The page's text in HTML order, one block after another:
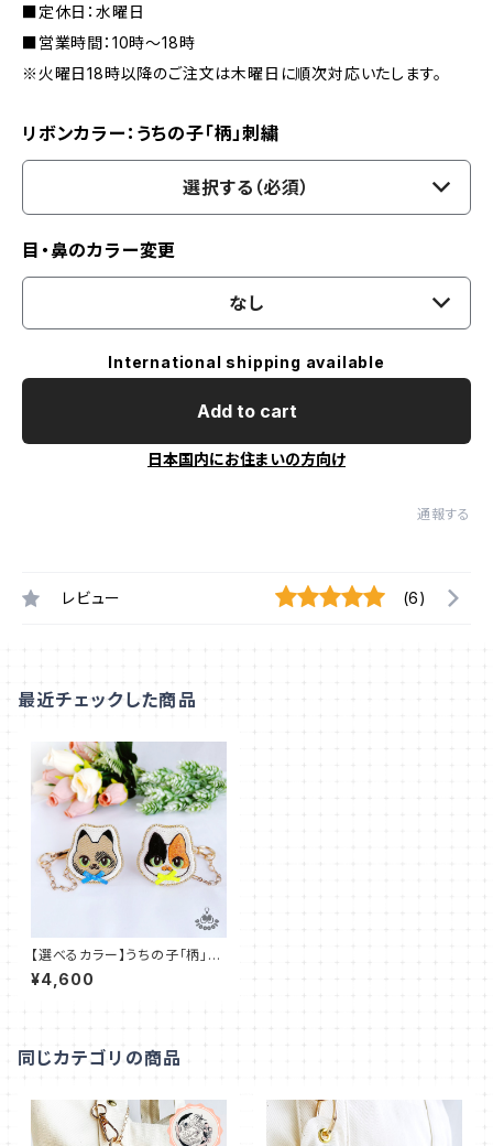
■定休日：水曜日
■営業時間：10時～18時
※火曜日18時以降のご注文は木曜日に順次対応いたします。
リボンカラー：うちの子「柄」刺繍
選択する（必須）
目・鼻のカラー変更
なし
International shipping available
Add to cart
日本国内にお住まいの方向け
通報する
レビュー (6)
最近チェックした商品
【選べるカラー】うちの子「柄」刺
繍：サビ & ミケ【バッグチャーム】
¥4,600
同じカテゴリの商品